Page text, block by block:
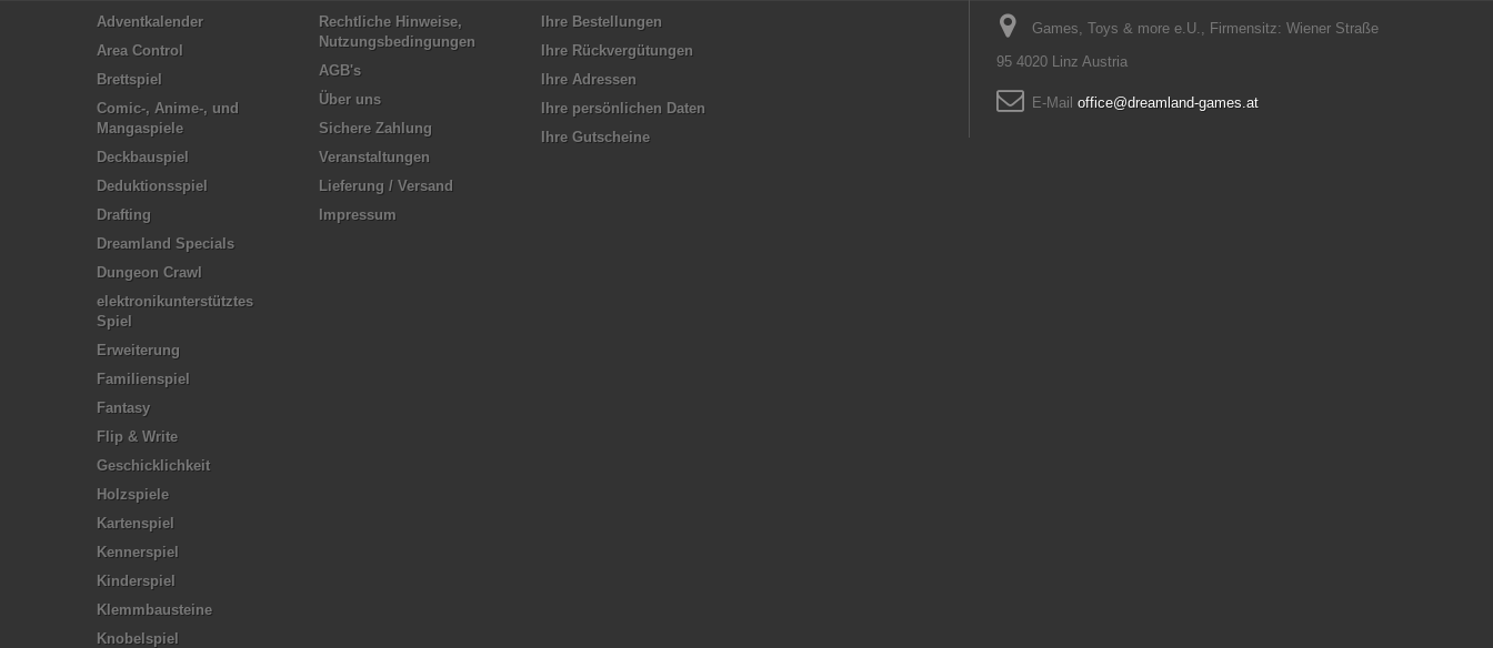
Adventkalender
Area Control
Brettspiel
Comic-, Anime-, und
Mangaspiele
Deckbauspiel
Deduktionsspiel
Drafting
Dreamland Specials
Dungeon Crawl
elektronikunterstütztes
Spiel
Erweiterung
Familienspiel
Fantasy
Flip & Write
Geschicklichkeit
Holzspiele
Kartenspiel
Kennerspiel
Kinderspiel
Klemmbausteine
Knobelspiel
Rechtliche Hinweise,
Nutzungsbedingungen
AGB's
Über uns
Sichere Zahlung
Veranstaltungen
Lieferung / Versand
Impressum
Ihre Bestellungen
Ihre Rückvergütungen
Ihre Adressen
Ihre persönlichen Daten
Ihre Gutscheine
Games, Toys & more e.U., Firmensitz: Wiener Straße
95 4020 Linz Austria
E-Mail office@dreamland-games.at